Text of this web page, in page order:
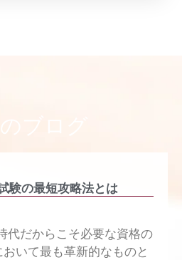
ブログ
験の最短攻略法とは
代だからこそ必要な資格の
いて最も革新的なものと